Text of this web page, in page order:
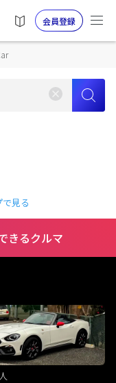
会員登録
見る
きるクルマ